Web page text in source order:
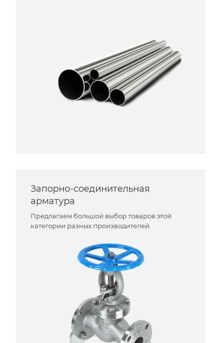
Запорно-соединительная
арматура
Предлагаем большой выбор товаров этой
категории разных производителей.